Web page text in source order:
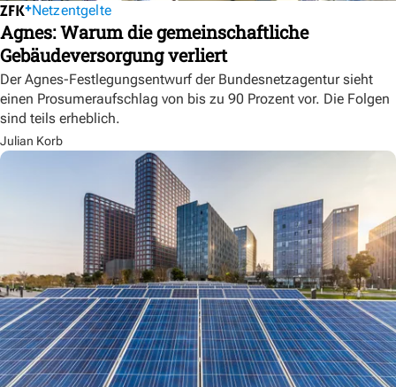
Netzentgelte
Agnes: Warum die gemeinschaftliche
Gebäudeversorgung verliert
Der Agnes-Festlegungsentwurf der Bundesnetzagentur sieht
einen Prosumeraufschlag von bis zu 90 Prozent vor. Die Folgen
sind teils erheblich.
Julian Korb